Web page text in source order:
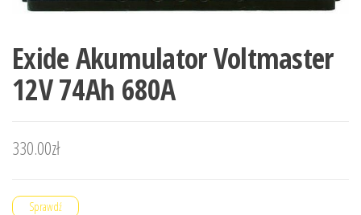
Exide Akumulator Voltmaster
12V 74Ah 680A
330.00zł
Sprawdź